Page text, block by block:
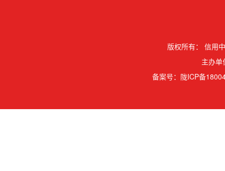
版权所有：
信用
主办
备案号： 陇ICP备